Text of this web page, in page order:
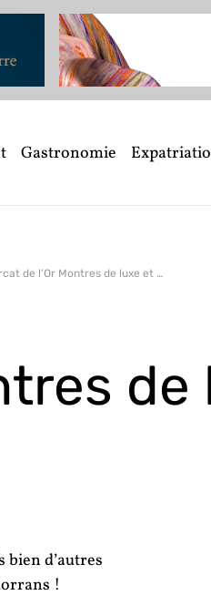
Gastronomie
Mercat de l’Or Montres de luxe et bijoux
de
bien d’autres
!